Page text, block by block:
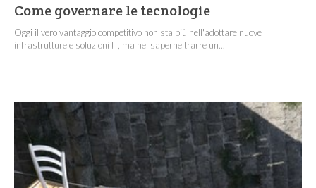
Come governare le tecnologie
Oggi il vero vantaggio competitivo non sta più nell'adottare nuove
infrastrutture e soluzioni IT, ma nel saperne trarre un...